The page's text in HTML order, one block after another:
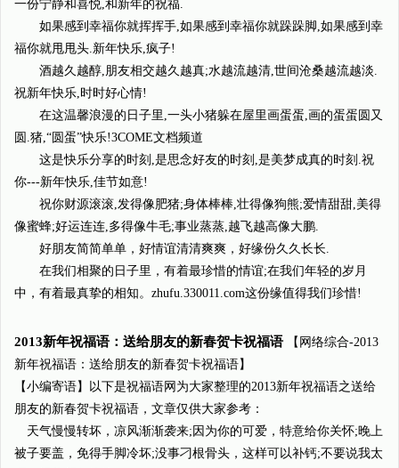
一份宁静和喜悦,和新年的祝福.
如果感到幸福你就挥挥手,如果感到幸福你就跺跺脚,如果感到幸
福你就甩甩头.新年快乐,疯子!
酒越久越醇,朋友相交越久越真;水越流越清,世间沧桑越流越淡.
祝新年快乐,时时好心情!
在这温馨浪漫的日子里,一头小猪躲在屋里画蛋蛋,画的蛋蛋圆又
圆.猪,“圆蛋”快乐!3COME文档频道
这是快乐分享的时刻,是思念好友的时刻,是美梦成真的时刻.祝
你---新年快乐,佳节如意!
祝你财源滚滚,发得像肥猪;身体棒棒,壮得像狗熊;爱情甜甜,美得
像蜜蜂;好运连连,多得像牛毛;事业蒸蒸,越飞越高像大鹏.
好朋友简简单单，好情谊清清爽爽，好缘份久久长长.
在我们相聚的日子里，有着最珍惜的情谊;在我们年轻的岁月
中，有着最真挚的相知。zhufu.330011.com这份缘值得我们珍惜!
2013新年祝福语：送给朋友的新春贺卡祝福语 【网络综合-2013
新年祝福语：送给朋友的新春贺卡祝福语】
【小编寄语】以下是祝福语网为大家整理的2013新年祝福语之送给
朋友的新春贺卡祝福语，文章仅供大家参考：
天气慢慢转坏，凉风渐渐袭来;因为你的可爱，特意给你关怀;晚上
被子要盖，免得手脚冷坏;没事刁根骨头，这样可以补钙;不要说我太